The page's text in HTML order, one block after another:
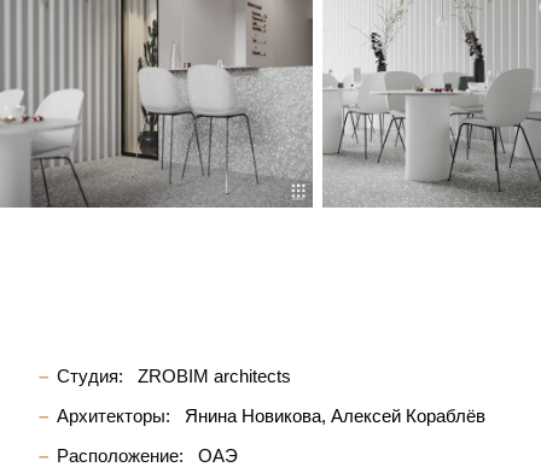
Студия:
ZROBIM architects
Архитекторы:
Янина Новикова Алексей Кораблёв
Расположение:
ОАЭ